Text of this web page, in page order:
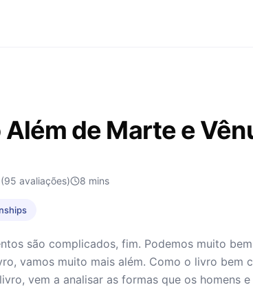
de Marte e
(95 avaliações) 8 mins
são complicados, fim. Podemos muito
vamos muito mais além. Como o livro bem
vem a analisar as formas que os homens